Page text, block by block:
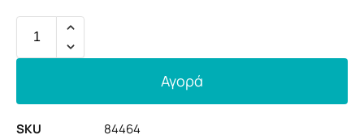
Αγορά
SKU
84464